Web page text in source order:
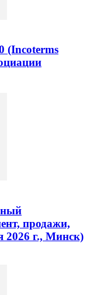
(Incoterms
продажи,
2026 г., Минск)